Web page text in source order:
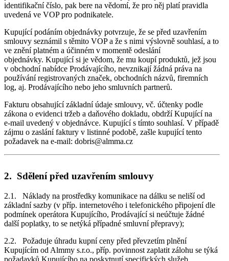
identifikační číslo, pak bere na vědomí, že pro něj platí pravidla
uvedená ve VOP pro podnikatele.
Kupující podáním objednávky potvrzuje, že se před uzavřením
smlouvy seznámil s těmito VOP a že s nimi výslovně souhlasí, a to
ve znění platném a účinném v momentě odeslání
objednávky. Kupující si je vědom, že mu koupí produktů, jež jsou
v obchodní nabídce Prodávajícího, nevznikají žádná práva na
používání registrovaných značek, obchodních názvů, firemních
log, aj. Prodávajícího nebo jeho smluvních partnerů.
Fakturu obsahující základní údaje smlouvy, vč. účtenky podle
zákona o evidenci tržeb a daňového dokladu, obdrží Kupující na
e-mail uvedený v objednávce. Kupující s tímto souhlasí. V případě
zájmu o zaslání faktury v listinné podobě, zašle kupující tento
požadavek na e-mail: dobris@almma.cz
2. Sdělení před uzavřením smlouvy
2.1. Náklady na prostředky komunikace na dálku se neliší od
základní sazby (v příp. internetového i telefonického připojení dle
podmínek operátora Kupujícího, Prodávající si neúčtuje žádné
další poplatky, to se netýká případné smluvní přepravy);
2.2. Požaduje úhradu kupní ceny před převzetím plnění
Kupujícím od Almmy s.r.o., příp. povinnost zaplatit zálohu se týká
požadavků Kupujícího na poskytnutí specifických služeb